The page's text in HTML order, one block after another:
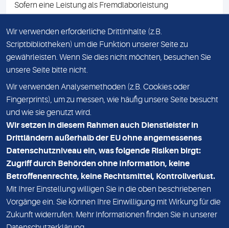
Sofern eine Leistung als Fremdlaborleistung
Namen des Fremdlabors mit. Mit der Beauftragung der
Fremdlaborleistung erklären Sie sich mit dieser
Vereinbarung einverstanden.
DATENSCHUTZ
KONTAKT
NEWSLETTER
ADRESSE
MVZ Medizinisches Labor Nord MLN GmbH
Essener Straße 108
22419 Hamburg
Wir verwenden erforderliche Drittinhalte (z.B.
Scriptbibliotheken) um die Funktion unserer Seite zu
gewährleisten. Wenn Sie dies nicht möchten, besuchen Sie
unsere Seite bitte nicht.
Wir verwenden Analysemethoden (z.B. Cookies oder
Fingerprints), um zu messen, wie häufig unsere Seite besucht
und wie sie genutzt wird.
Wir setzen in diesem Rahmen auch Dienstleister in
Drittländern außerhalb der EU ohne angemessenes
Datenschutzniveau ein, was folgende Risiken birgt:
Zugriff durch Behörden ohne Information, keine
Betroffenenrechte, keine Rechtsmittel, Kontrollverlust.
Mit Ihrer Einstellung willigen Sie in die oben beschriebenen
Vorgänge ein. Sie können Ihre Einwilligung mit Wirkung für die
Zukunft widerrufen. Mehr Informationen finden Sie in unserer